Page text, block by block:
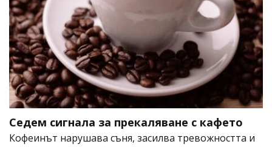
Седем сигнала за прекаляване с кафето
Кофеинът нарушава съня, засилва тревожността и